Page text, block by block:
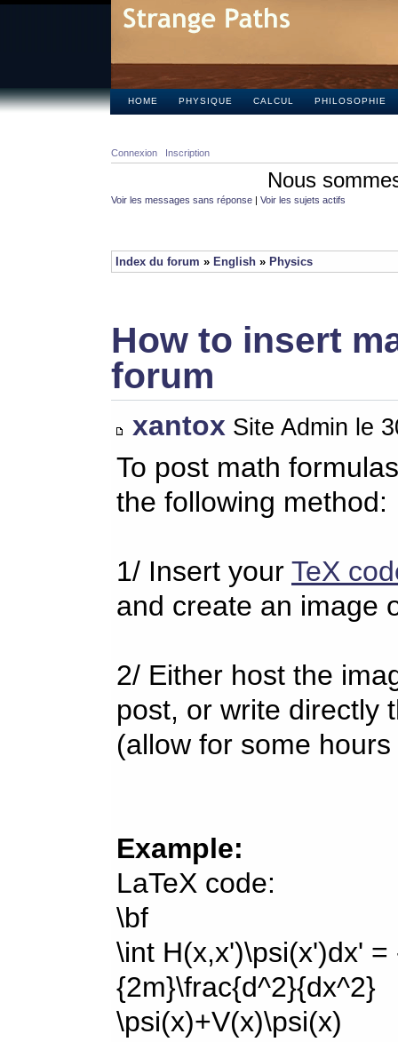
HOME PHYSIQUE CALCUL PHILOSOPHIE
Connexion Inscription
Nous
Voir les messages sans réponse | Voir les sujets actifs
Index du forum » English » Physics
How to insert
forum
xantox Site Admin le
To post math
the following method:
1/ Insert your TeX
and create an image
2/ Either host the
post, or write directly
(allow for some
Example:
LaTeX code:
\bf
\int H(x,x')\psi(x')dx'
{2m}\frac{d^2}{dx^2}
\psi(x)+V(x)\psi(x)